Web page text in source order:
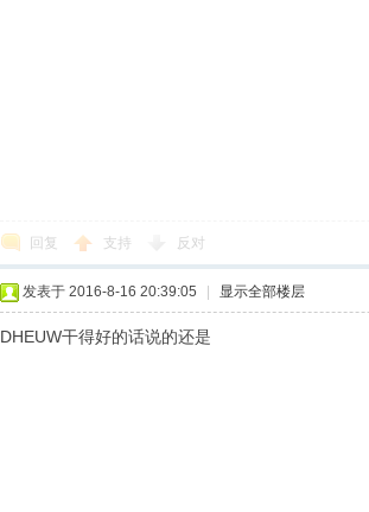
回复 支持 反对
发表于 2016-8-16 20:39:05 显示全部楼层
DHEUW干得好的话说的还是